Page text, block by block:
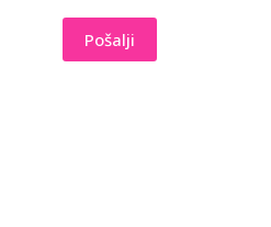
Pošalji